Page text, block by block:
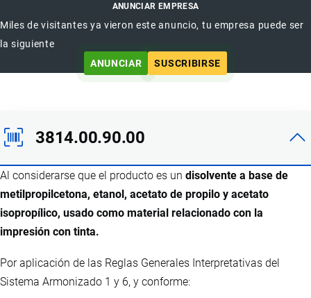
ANUNCIAR EMPRESA
Miles de visitantes ya vieron este anuncio, tu empresa puede ser
la siguiente
ANUNCIAR
SUSCRIBIRSE
3814.00.90.00
Al considerarse que el producto es un disolvente a base de
metilpropilcetona, etanol, acetato de propilo y acetato
isopropílico, usado como material relacionado con la
impresión con tinta.
Por aplicación de las Reglas Generales Interpretativas del
Sistema Armonizado 1 y 6, y conforme: